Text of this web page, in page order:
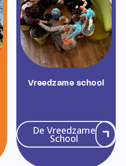
Vreedzame school
De Vreedzame
School